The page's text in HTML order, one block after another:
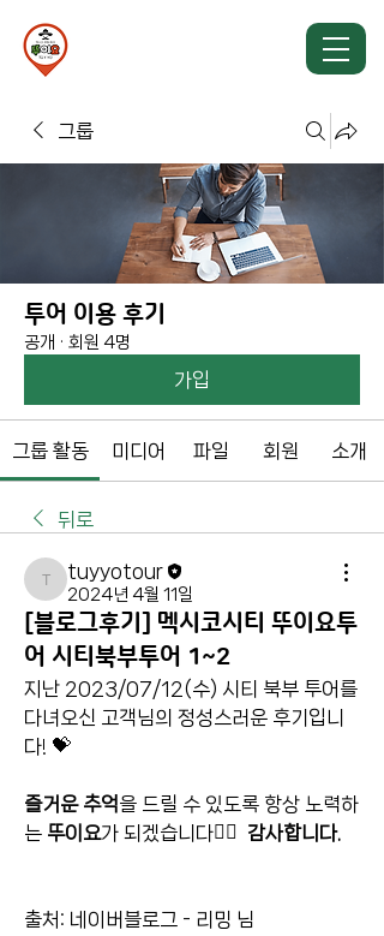
그룹
투어 이용 후기
공개 · 회원 4명
가입
그룹 활동 미디어 파일 회원 소개
뒤로
tuyyotour
tuyyotour
2024년 4월 11일
[블로그후기] 멕시코시티 뚜이요투
어 시티북부투어 1~2
지난 2023/07/12(수) 시티 북부 투어를
다녀오신 고객님의 정성스러운 후기입니
다! 💝
즐거운 추억을 드릴 수 있도록 항상 노력하
는 뚜이요가 되겠습니다🙇‍♀️ 감사합니다.
출처: 네이버블로그 - 리밍 님